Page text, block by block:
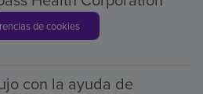
de cookies
con la ayuda de